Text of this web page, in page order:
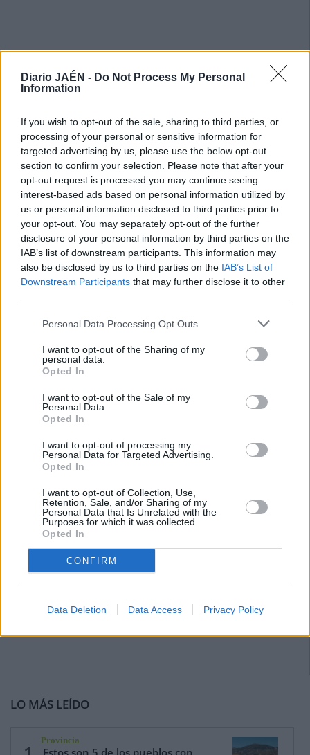
Diario JAÉN - Do Not Process My Personal
Information
If you wish to opt-out of the sale, sharing to third parties, or
processing of your personal or sensitive information for
targeted advertising by us, please use the below opt-out
section to confirm your selection. Please note that after your
opt-out request is processed you may continue seeing
interest-based ads based on personal information utilized by
us or personal information disclosed to third parties prior to
your opt-out. You may separately opt-out of the further
disclosure of your personal information by third parties on the
IAB’s list of downstream participants. This information may
also be disclosed by us to third parties on the IAB’s List of
Downstream Participants that may further disclose it to other
Personal Data Processing Opt Outs
I want to opt-out of the Sharing of my
personal data.
Opted In
I want to opt-out of the Sale of my
Personal Data.
Opted In
I want to opt-out of processing my
Personal Data for Targeted Advertising.
Opted In
I want to opt-out of Collection, Use,
Retention, Sale, and/or Sharing of my
Personal Data that Is Unrelated with the
Purposes for which it was collected.
Opted In
CONFIRM
Data Deletion Data Access Privacy Policy
LO MÁS LEÍDO
Provincia
Estos son 5 de los pueblos con